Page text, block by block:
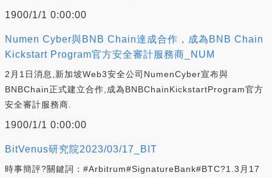
1900/1/1 0:00:00
Numen Cyber與BNB Chain達成合作，成為BNB Chain
Kickstart Program官方安全審計服務商_NUM
2月1日消息,新加坡Web3安全公司NumenCyber宣布與
BNBChain正式建立合作,成為BNBChainKickstartProgram官方
安全審計服務商.
1900/1/1 0:00:00
BitVenus研究院2023/03/17_BIT
時事簡評?關鍵詞：#Arbitrum#SignatureBank#BTC?1.3月17